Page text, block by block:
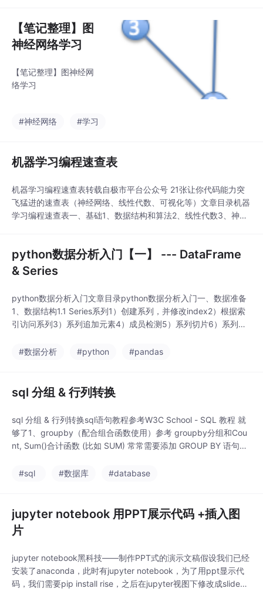
【笔记整理】图
神经网络学习
【笔记整理】图神经网
络学习
#神经网络 #学习
机器学习编程速查表
机器学习编程速查表转载自极市平台公众号 21张让你代码能力突
飞猛进的速查表（神经网络、线性代数、可视化等）文章目录机器
学习编程速查表一、基础1、数据结构和算法2、线性代数3、神经
器学习1、Sklearn2、Keras3、Tensorflow
python数据分析入门【一】 --- DataFrame
& Series
python数据分析入门文章目录python数据分析入门一、数据准备
1、数据结构1.1 Series系列1）创建系列，并修改index2）根据索
引访问系列3）系列追加元素4）成员检测5）系列切片6）系列元
修改index2）按列名，行索引，行与列访问3）修改列名，行索引
#数据分析 #python #pandas
sql 分组 & 行列转换
sql 分组 & 行列转换sql语句教程参考W3C School - SQL 教程 就
够了1、groupby（配合组合函数使用）参考 groupby分组和Cou
nt, Sum()合计函数 (比如 SUM) 常常需要添加 GROUP BY 语句，
regate_function(column_name)FROM ta
#sql #数据库 #database
jupyter notebook 用PPT展示代码 +插入图
片
jupyter notebook黑科技——制作PPT式的演示文稿假设我们已经
安装了anaconda，此时有jupyter notebook，为了用ppt显示代
码，我们需要pip install rise，之后在jupyter视图下修改成slide模